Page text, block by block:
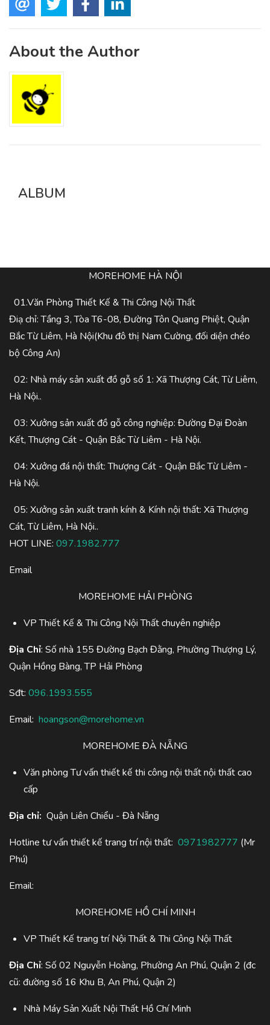
About the Author
ALBUM
MOREHOME HÀ NỘI
01.Văn Phòng Thiết Kế & Thi Công Nội Thất
Điạ chỉ: Tầng 3, Tòa T6-08, Đường Tôn Quang Phiệt, Quận
Bắc Từ Liêm, Hà Nội(Khu đô thị Nam Cường, đối diện chéo
bộ Công An)
02: Nhà máy sản xuất đồ gỗ số 1: Xã Thượng Cát, Từ Liêm,
Hà Nội..
03: Xưởng sản xuất đồ gỗ công nghiệp: Đường Đại Đoàn
Kết, Thượng Cát - Quận Bắc Từ Liêm - Hà Nội.
04: Xưởng đá nội thất: Thượng Cát - Quận Bắc Từ Liêm -
Hà Nội.
05: Xưởng sản xuất tranh kính & Kính nội thất: Xã Thượng
Cát, Từ Liêm, Hà Nội..
HOT LINE: 097.1982.777
Email
MOREHOME HẢI PHÒNG
VP Thiết Kế & Thi Công Nội Thất chuyên nghiệp
Địa Chỉ: Số nhà 155 Đường Bạch Đằng, Phường Thượng Lý,
Quận Hồng Bàng, TP Hải Phòng
Sđt: 096.1993.555
Email: hoangson@morehome.vn
MOREHOME ĐÀ NẴNG
Văn phòng Tư vấn thiết kế thi công nội thất nội thất cao
cấp
Địa chỉ: Quận Liên Chiểu - Đà Nẵng
Hotline tư vấn thiết kế trang trí nội thất: 0971982777 (Mr
Phú)
Email:
MOREHOME HỒ CHÍ MINH
VP Thiết Kế trang trí Nội Thất & Thi Công Nội Thất
Địa Chỉ: Số 02 Nguyễn Hoàng, Phường An Phú, Quận 2 (đc
cũ: đường số 16 Khu B, An Phú, Quận 2)
Nhà Máy Sản Xuất Nội Thất Hồ Chí Minh